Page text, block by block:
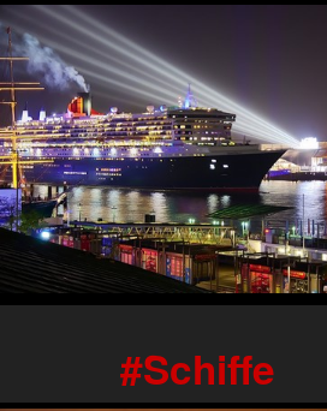
Schiffe